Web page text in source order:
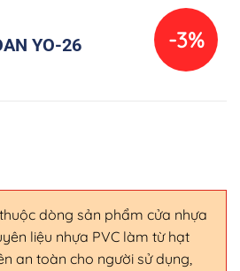
-3%
YO-26
dòng sản phẩm cửa nhựa
liệu nhựa PVC làm từ hạt
an toàn cho người sử dụng,